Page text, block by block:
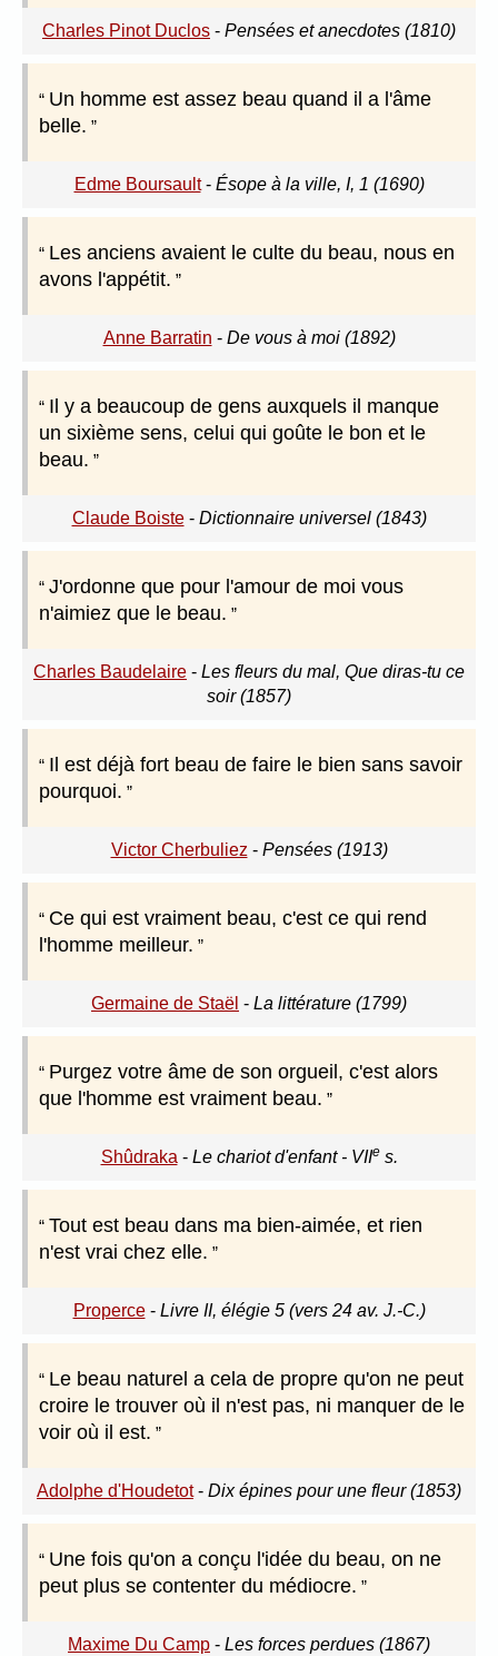
Charles Pinot Duclos - Pensées et anecdotes (1810)
Un homme est assez beau quand il a l'âme
belle.
Edme Boursault- Ésope à la ville, I, 1 (1690)
Les anciens avaient le culte du beau, nous en
avons l'appétit.
Anne Barratin - De vous à moi (1892)
Il y a beaucoup de gens auxquels il manque
un sixième sens, celui qui goûte le bon et le
beau.
Claude Boiste- Dictionnaire universel (1843)
J'ordonne que pour l'amour de moi vous
n'aimiez que le beau.
Charles Baudelaire - Les fleurs du mal, Que diras-tu ce
soir (1857)
Il est déjà fort beau de faire le bien sans savoir
pourquoi.
Victor Cherbuliez - Pensées (1913)
Ce qui est vraiment beau, c'est ce qui rend
l'homme meilleur.
Germaine de Staël - La littérature (1799)
Purgez votre âme de son orgueil, c'est alors
que l'homme est vraiment beau.
Shûdraka - Le chariot d'enfant - VIIes.
Tout est beau dans ma bien-aimée, et rien
n'est vrai chez elle.
Properce- Livre II, élégie 5 (vers 24 av. J.-C.)
Le beau naturel a cela de propre qu'on ne peut
croire le trouver où il n'est pas, ni manquer de le
voir où il est.
Adolphe d'Houdetot- Dix épines pour une fleur (1853)
Une fois qu'on a conçu l'idée du beau, on ne
peut plus se contenter du médiocre.
Maxime Du Camp - Les forces perdues (1867)